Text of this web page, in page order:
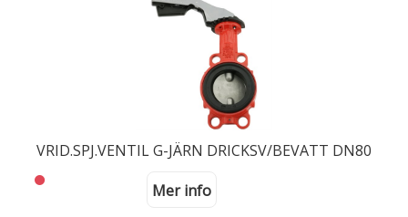
VRID.SPJ.VENTIL G-JÄRN DRICKSV/BEVATT DN80
Mer info